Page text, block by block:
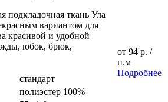
подкладочная ткань Ула
вариантом для
красивой и удобной
юбок, брюк,
стандарт
полиэстер 100%
от 94 р. /
п.м
Подробнее